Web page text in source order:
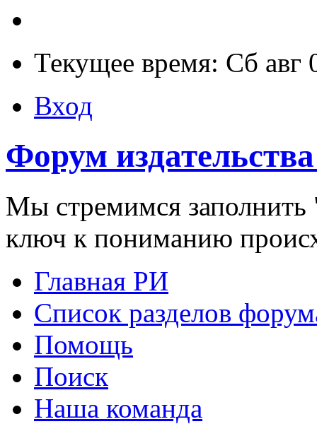
Текущее время: Сб авг
Вход
Форум
Мы стремимся заполнить
ключ к пониманию
Главная РИ
Список разделов
Помощь
Поиск
Наша команда